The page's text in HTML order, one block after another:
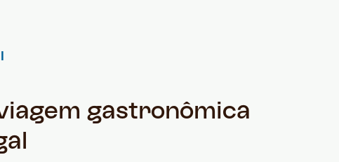
gastronômica